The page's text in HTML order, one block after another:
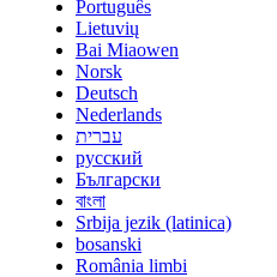
Português
Lietuvių
Bai Miaowen
Norsk
Deutsch
Nederlands
עברית
русский
Български
বাংলা
Srbija jezik (latinica)
bosanski
România limbi